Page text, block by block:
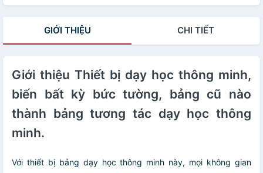
GIỚI THIỆU CHI TIẾT
Giới thiệu Thiết bị dạy học thông minh,
biến bất kỳ bức tường, bảng cũ nào
thành bảng tương tác dạy học thông
minh.
Với thiết bị bảng dạy học thông minh này, mọi không gian